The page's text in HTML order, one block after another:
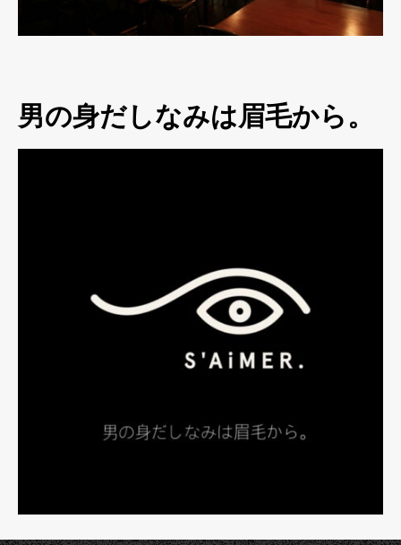
男の身だしなみは眉毛から。